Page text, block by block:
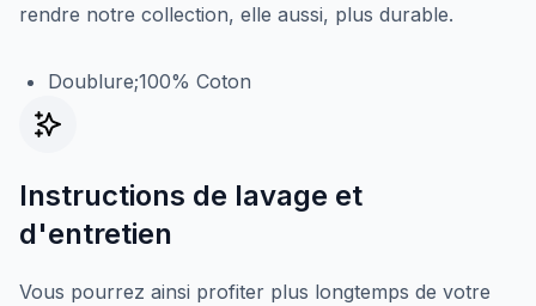
rendre notre collection, elle aussi, plus durable.
Doublure;100% Coton
Instructions de lavage et
d'entretien
Vous pourrez ainsi profiter plus longtemps de votre